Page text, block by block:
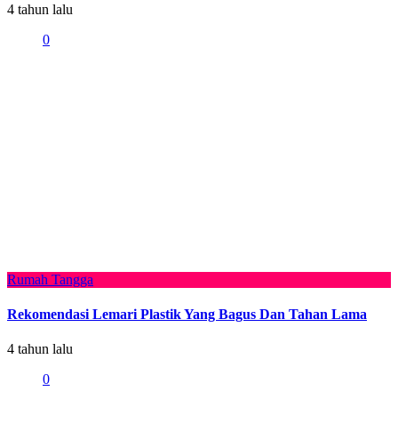
4 tahun lalu
0
Rumah Tangga
Rekomendasi Lemari Plastik Yang Bagus Dan Tahan Lama
4 tahun lalu
0